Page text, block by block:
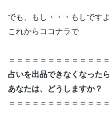
でも、もし・・・もしです
これからココナラで
＝＝＝＝＝＝＝＝＝＝＝＝
占いを出品できなくなったら
あなたは、どうしますか？
＝＝＝＝＝＝＝＝＝＝＝＝